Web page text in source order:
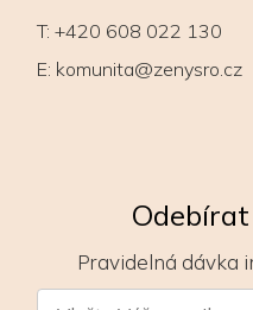
T: +420 608 022 130
E: komunita@zenysro.cz
Pravidelná dávka